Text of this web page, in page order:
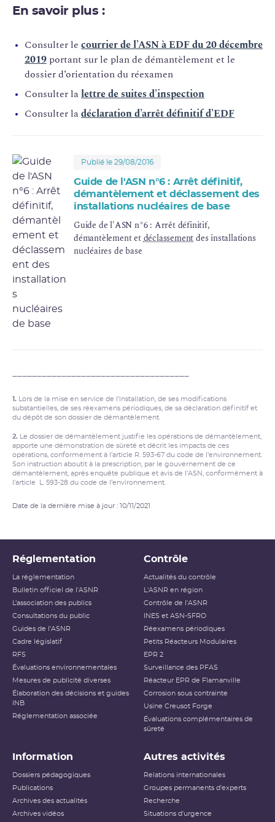
En savoir plus :
Consulter le courrier de l’ASN à EDF du 20 décembre
2019 portant sur le plan de démantèlement et le
dossier d’orientation du réexamen
Consulter lalettre de suites d’inspection
Consulter ladéclaration d’arrêt définitif d’EDF
Publié le 29/08/2016
Guide de l'ASN n°6 : Arrêt définitif,
démantèlement et déclassement des
installations nucléaires de base
Guide de l'ASN n°6 : Arrêt définitif,
démantèlement etdéclassementdes installations
nucléaires de base
____________________________________
1. Lors de la mise en service de l’installation, de ses modifications
substantielles, de ses réexamens périodiques, de sa déclaration définitif et
du dépôt de son dossier de démantèlement.
2. Le dossier de démantèlement justifie les opérations de démantèlement,
apporte une démonstration de sûreté et décrit les impacts de ces
opérations, conformément à l’article R. 593-67 du code de l’environnement.
Son instruction aboutit à la prescription, par le gouvernement de ce
démantèlement, après enquête publique et avis de l’ASN, conformément à
l’article L. 593-28 du code de l’environnement.
Date de la dernière mise à jour : 10/11/2021
Réglementation
La réglementation
Bulletin officiel de l'ASNR
L’association des publics
Consultations du public
Guides de l'ASNR
Cadre législatif
RFS
Évaluations environnementales
Mesures de publicité diverses
Élaboration des décisions et guides
INB
Réglementation associée
Contrôle
Actualités du contrôle
L'ASNR en région
Contrôle de l'ASNR
INES et ASN-SFRO
Réexamens périodiques
Petits Réacteurs Modulaires
EPR 2
Surveillance des PFAS
Réacteur EPR de Flamanville
Corrosion sous contrainte
Usine Creusot Forge
Évaluations complémentaires de
sûreté
Information
Dossiers pédagogiques
Publications
Archives des actualités
Archives vidéos
Autres activités
Relations internationales
Groupes permanents d'experts
Recherche
Situations d'urgence